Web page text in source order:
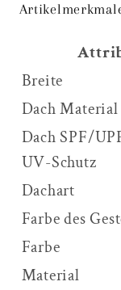
Breite
Dach Material
Dach SPF/
UV-Schutz
Dachart
Farbe des
Farbe
Material